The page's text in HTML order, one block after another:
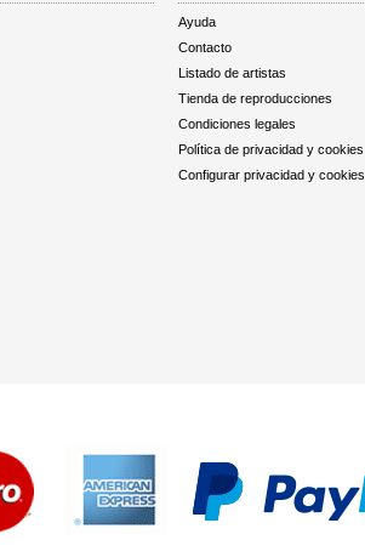
Ayuda
Contacto
Listado de artistas
Tienda de reproducciones
Condiciones legales
Política de privacidad y cookies
Configurar privacidad y cookies